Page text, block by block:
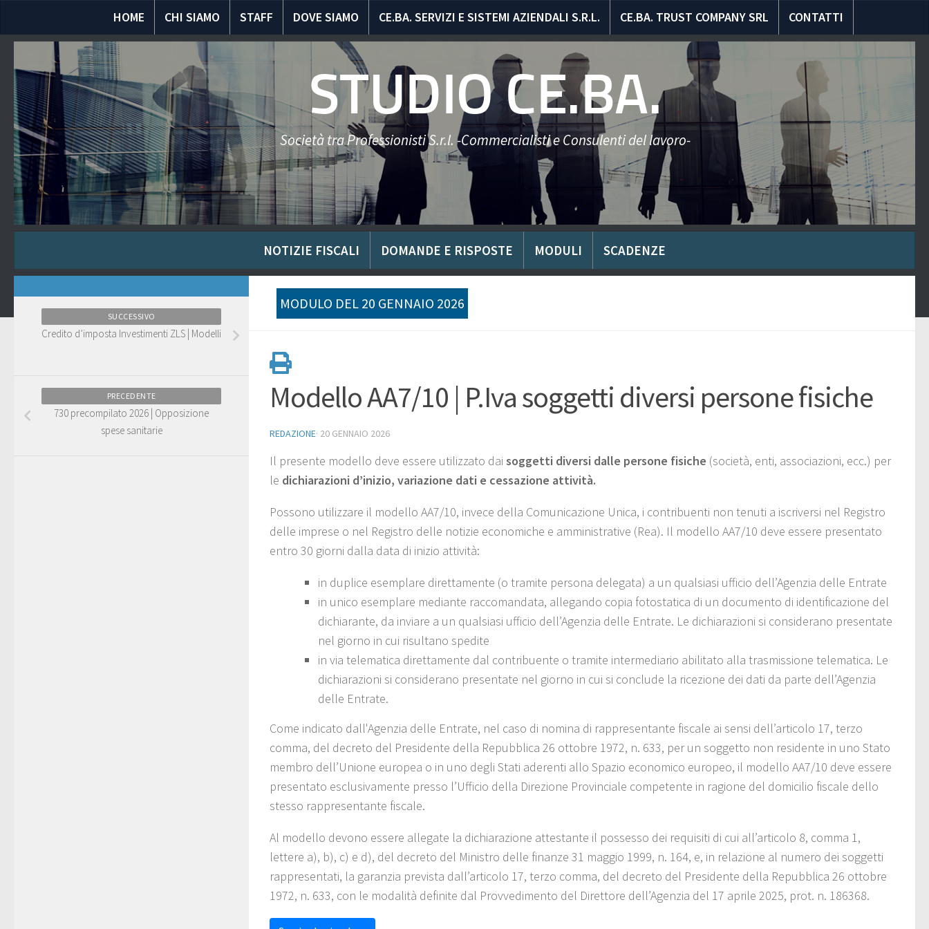
HOME CHI SIAMO STAFF DOVE SIAMO CE.BA. SERVIZI E SISTEMI AZIENDALI S.R.L. CE.BA. TRUST COMPANY SRL CONTATTI
STUDIO CE.BA.
Società tra Professionisti S.r.l. -Commercialisti e Consulenti del lavoro-
NOTIZIE FISCALI DOMANDE E RISPOSTE MODULI SCADENZE
MODULO DEL 20 GENNAIO 2026
Modello AA7/10 | P.Iva soggetti diversi persone fisiche
REDAZIONE· 20 GENNAIO 2026
Il presente modello deve essere utilizzato dai soggetti diversi dalle persone fisiche (società, enti, associazioni, ecc.) per
le dichiarazioni d’inizio, variazione dati e cessazione attività.
Possono utilizzare il modello AA7/10, invece della Comunicazione Unica, i contribuenti non tenuti a iscriversi nel Registro
delle imprese o nel Registro delle notizie economiche e amministrative (Rea). Il modello AA7/10 deve essere presentato
entro 30 giorni dalla data di inizio attività:
in duplice esemplare direttamente (o tramite persona delegata) a un qualsiasi ufficio dell’Agenzia delle Entrate
in unico esemplare mediante raccomandata, allegando copia fotostatica di un documento di identificazione del
dichiarante, da inviare a un qualsiasi ufficio dell’Agenzia delle Entrate. Le dichiarazioni si considerano presentate
nel giorno in cui risultano spedite
in via telematica direttamente dal contribuente o tramite intermediario abilitato alla trasmissione telematica. Le
dichiarazioni si considerano presentate nel giorno in cui si conclude la ricezione dei dati da parte dell’Agenzia
delle Entrate.
Come indicato dall'Agenzia delle Entrate, nel caso di nomina di rappresentante fiscale ai sensi dell’articolo 17, terzo
comma, del decreto del Presidente della Repubblica 26 ottobre 1972, n. 633, per un soggetto non residente in uno Stato
membro dell’Unione europea o in uno degli Stati aderenti allo Spazio economico europeo, il modello AA7/10 deve essere
presentato esclusivamente presso l’Ufficio della Direzione Provinciale competente in ragione del domicilio fiscale dello
stesso rappresentante fiscale.
Al modello devono essere allegate la dichiarazione attestante il possesso dei requisiti di cui all’articolo 8, comma 1,
lettere a), b), c) e d), del decreto del Ministro delle finanze 31 maggio 1999, n. 164, e, in relazione al numero dei soggetti
rappresentati, la garanzia prevista dall’articolo 17, terzo comma, del decreto del Presidente della Repubblica 26 ottobre
1972, n. 633, con le modalità definite dal Provvedimento del Direttore dell’Agenzia del 17 aprile 2025, prot. n. 186368.
SUCCESSIVO
Credito d’imposta Investimenti ZLS | Modelli
PRECEDENTE
730 precompilato 2026 | Opposizione
spese sanitarie